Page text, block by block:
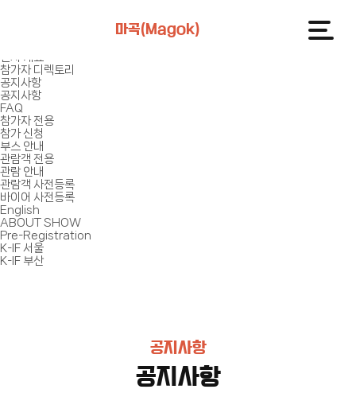
전시 개요
참가자 디렉토리
공지사항
공지사항
FAQ
참가자 전용
참가 신청
부스 안내
관람객 전용
관람 안내
관람객 사전등록
바이어 사전등록
English
ABOUT SHOW
Pre-Registration
K-IF 서울
K-IF 부산
마곡(Magok)
공지사항
공지사항